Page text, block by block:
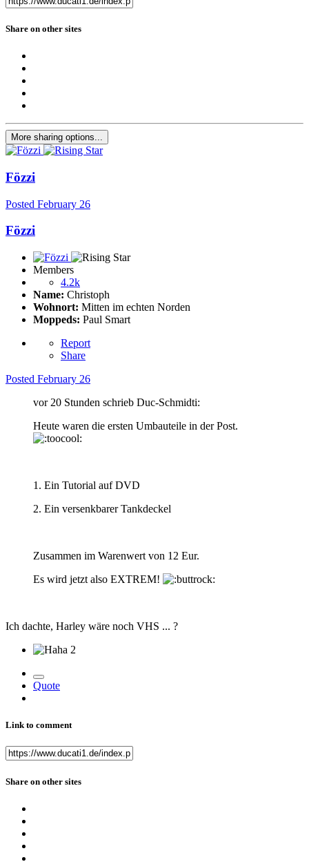
Share on other sites
More sharing options...
Fözzi
Posted February 26
Fözzi
Members
4.2k
Name: Christoph
Wohnort: Mitten im echten Norden
Moppeds: Paul Smart
Report
Share
Posted February 26
vor 20 Stunden schrieb Duc-Schmidti:
Heute waren die ersten Umbauteile in der Post.
1. Ein Tutorial auf DVD
2. Ein versenkbarer Tankdeckel
Zusammen im Warenwert von 12 Eur.
Es wird jetzt also EXTREM!
Ich dachte, Harley wäre noch VHS ... ?
2
Quote
Link to comment
Share on other sites